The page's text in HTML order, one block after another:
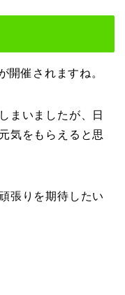
開催されますね。
まいましたが、日
気をもらえると思
張りを期待したい